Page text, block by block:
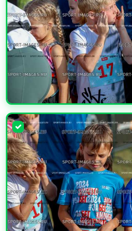
УВЕЛИЧИТЬ